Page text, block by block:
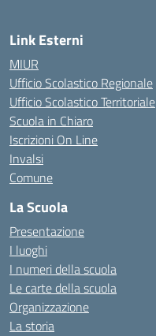
Link Esterni
MIUR
Ufficio Scolastico Regionale
Ufficio Scolastico Territoriale
Scuola in Chiaro
Iscrizioni On Line
Invalsi
Comune
La Scuola
Presentazione
I luoghi
I numeri della scuola
Le carte della scuola
Organizzazione
La storia